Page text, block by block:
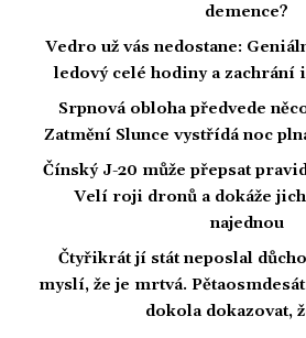
demence?
Vedro už vás nedostane:
ledový celé hodiny a zachrání
Srpnová obloha předvede
Zatmění Slunce vystřídá noc
Čínský J-20 může přepsat
Velí roji dronů a dokáže
najednou
Čtyřikrát jí stát neposlal
myslí, že je mrtvá.
dokola dokazovat,